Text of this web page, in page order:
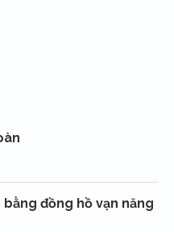
đồng hồ vạn năng